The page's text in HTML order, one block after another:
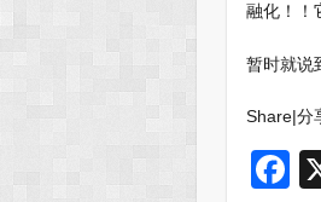
融化！！
暂时就说
Share|分
F